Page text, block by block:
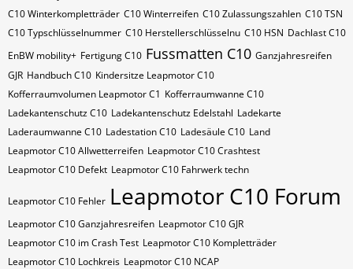
C10 Winterkompletträder C10 Winterreifen C10 Zulassungszahlen C10​​​​ TSN
C10​​​​ Typschlüsselnummer C10​​​​​ Herstellerschlüsselnu C10​​​​​ HSN Dachlast C10
EnBW mobility+ Fertigung C10 Fussmatten C10 Ganzjahresreifen
GJR Handbuch C10 Kindersitze Leapmotor C10
Kofferraumvolumen Leapmotor C1 Kofferraumwanne C10
Ladekantenschutz C10 Ladekantenschutz Edelstahl Ladekarte
Laderaumwanne C10 Ladestation C10 Ladesäule C10 Land
Leapmotor C10 Allwetterreifen Leapmotor C10 Crashtest
Leapmotor C10 Defekt Leapmotor C10 Fahrwerk techn
Leapmotor C10 Fehler Leapmotor C10 Forum
Leapmotor C10 Ganzjahresreifen Leapmotor C10 GJR
Leapmotor C10 im Crash Test Leapmotor C10 Kompletträder
Leapmotor C10 Lochkreis Leapmotor C10 NCAP